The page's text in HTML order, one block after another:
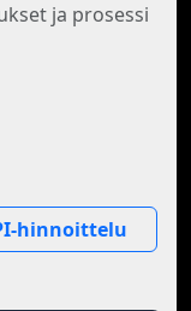
ja prosessi
hinnoittelu